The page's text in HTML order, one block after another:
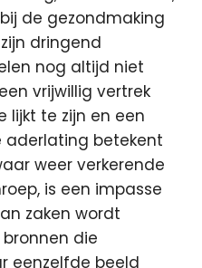
de gezondmaking
dringend
nog altijd niet
vrijwillig vertrek
lijkt te zijn en een
aderlating betekent
weer verkerende
is een impasse
zaken wordt
die
eenzelfde beeld